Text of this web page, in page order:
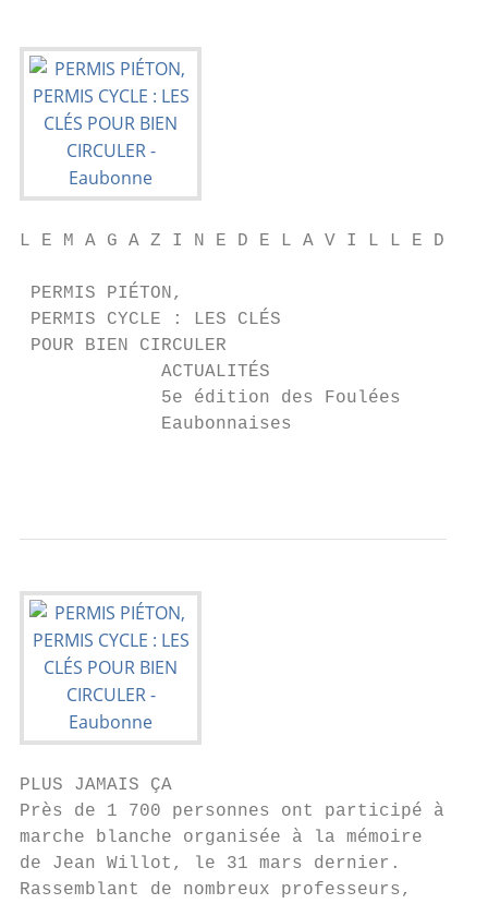
L E M A G A Z I N E D E L A V I L L E D ’
PERMIS PIÉTON,
PERMIS CYCLE : LES CLÉS
POUR BIEN CIRCULER
ACTUALITÉS
5e édition des Foulées
Eaubonnaises
PLUS JAMAIS ÇA
Près de 1 700 personnes ont participé à la
marche blanche organisée à la mémoire
de Jean Willot, le 31 mars dernier.
Rassemblant de nombreux professeurs,